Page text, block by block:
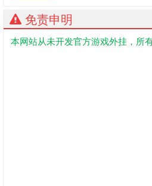
免责申明
本网站从未开发官方游戏外挂，所